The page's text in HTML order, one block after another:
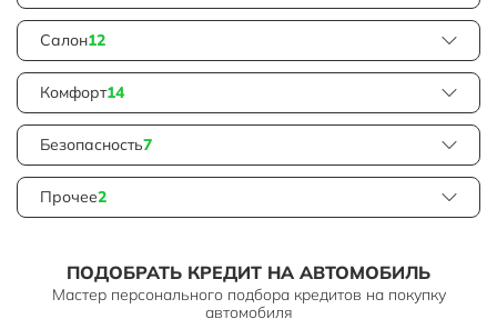
Салон12
Комфорт14
Безопасность7
Прочее2
ПОДОБРАТЬ КРЕДИТ НА АВТОМОБИЛЬ
Мастер персонального подбора кредитов на покупку
автомобиля